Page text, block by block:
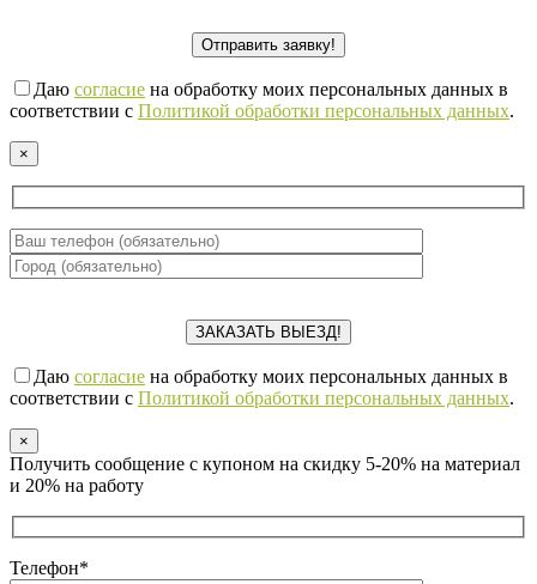
Даю согласие на обработку моих персональных данных в
соответствии с Политикой обработки персональных данных.
×
Даю согласие на обработку моих персональных данных в
соответствии с Политикой обработки персональных данных.
×
Получить сообщение с купоном на скидку 5-20% на материал
и 20% на работу
Телефон*